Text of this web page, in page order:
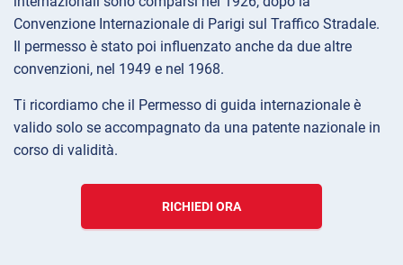
Convenzione Internazionale di Parigi sul Traffico Stradale.
Il permesso è stato poi influenzato anche da due altre
convenzioni, nel 1949 e nel 1968.
Ti ricordiamo che il Permesso di guida internazionale è
valido solo se accompagnato da una patente nazionale in
corso di validità.
RICHIEDI ORA